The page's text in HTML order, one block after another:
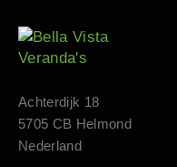
Achterdijk 18
5705 CB Helmond
Nederland